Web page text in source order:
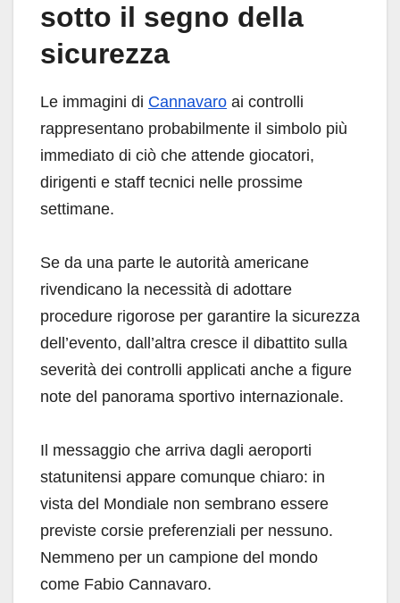
sotto il segno della
sicurezza
Le immagini di Cannavaro ai controlli
rappresentano probabilmente il simbolo più
immediato di ciò che attende giocatori,
dirigenti e staff tecnici nelle prossime
settimane.
Se da una parte le autorità americane
rivendicano la necessità di adottare
procedure rigorose per garantire la sicurezza
dell’evento, dall’altra cresce il dibattito sulla
severità dei controlli applicati anche a figure
note del panorama sportivo internazionale.
Il messaggio che arriva dagli aeroporti
statunitensi appare comunque chiaro: in
vista del Mondiale non sembrano essere
previste corsie preferenziali per nessuno.
Nemmeno per un campione del mondo
come Fabio Cannavaro.